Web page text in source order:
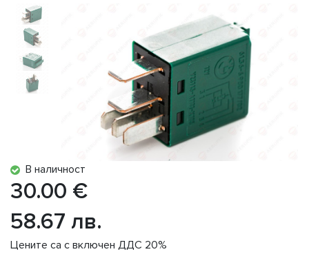
В наличност
30.00 €
58.67 лв.
Цените са с включен ДДС 20%